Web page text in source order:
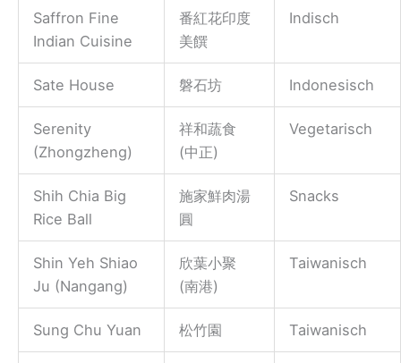
Saffron Fine
Indian Cuisine
番紅花印度
美饌
Indisch
Sate House 磐石坊 Indonesisch
Serenity
(Zhongzheng)
祥和蔬食
(中正)
Vegetarisch
Shih Chia Big
Rice Ball
施家鮮肉湯
圓
Snacks
Shin Yeh Shiao
Ju (Nangang)
欣葉小聚
(南港)
Taiwanisch
Sung Chu Yuan 松竹園 Taiwanisch